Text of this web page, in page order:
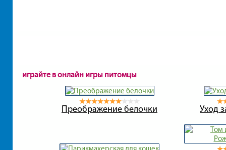
играйте в онлайн игры питомцы
Преображение белочки Уход